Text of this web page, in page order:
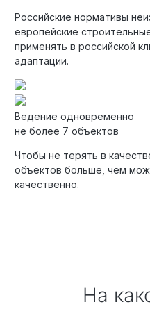
Российские нормативы
европейские
применять в российской
адаптации.
Ведение одновременно
не более 7 объектов
Чтобы не терять в
объектов больше, чем
качественно.
На